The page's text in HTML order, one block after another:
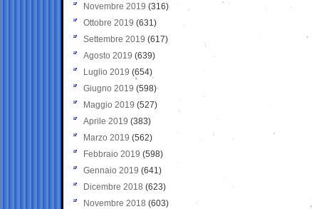
Novembre 2019 (316)
Ottobre 2019 (631)
Settembre 2019 (617)
Agosto 2019 (639)
Luglio 2019 (654)
Giugno 2019 (598)
Maggio 2019 (527)
Aprile 2019 (383)
Marzo 2019 (562)
Febbraio 2019 (598)
Gennaio 2019 (641)
Dicembre 2018 (623)
Novembre 2018 (603)